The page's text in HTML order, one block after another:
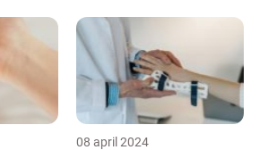
08 april 2024